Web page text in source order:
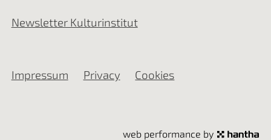
Newsletter Kulturinstitut
Impressum Privacy Cookies
web performance by